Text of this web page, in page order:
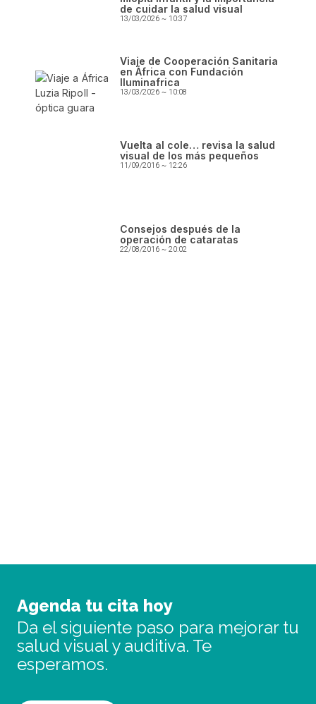
de cuidar la salud visual
13/03/2026 10:37
Viaje de Cooperación Sanitaria
en África con Fundación
Iluminafrica
13/03/2026 10:08
Vuelta al cole… revisa la salud
visual de los más pequeños
11/09/2016 12:26
Consejos después de la
operación de cataratas
22/08/2016 20:02
Agenda tu cita hoy
Da el siguiente paso para mejorar tu
salud visual y auditiva. Te
esperamos.